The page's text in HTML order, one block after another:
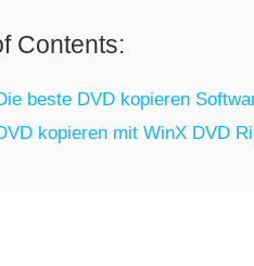
Contents:
beste DVD kopieren
kopieren mit WinX DVD